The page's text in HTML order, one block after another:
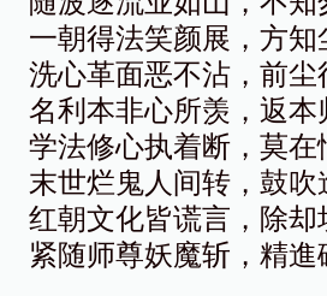
一朝得法笑颜展，方知
洗心革面恶不沾，前尘
名利本非心所羡，返本
学法修心执着断，莫在
末世烂鬼人间转，鼓吹
红朝文化皆谎言，除却
紧随师尊妖魔斩，精